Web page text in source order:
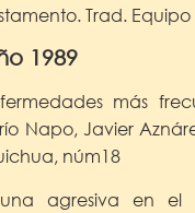
Trad.
1989
más
Napo, Javier
núm18
agresiva en el